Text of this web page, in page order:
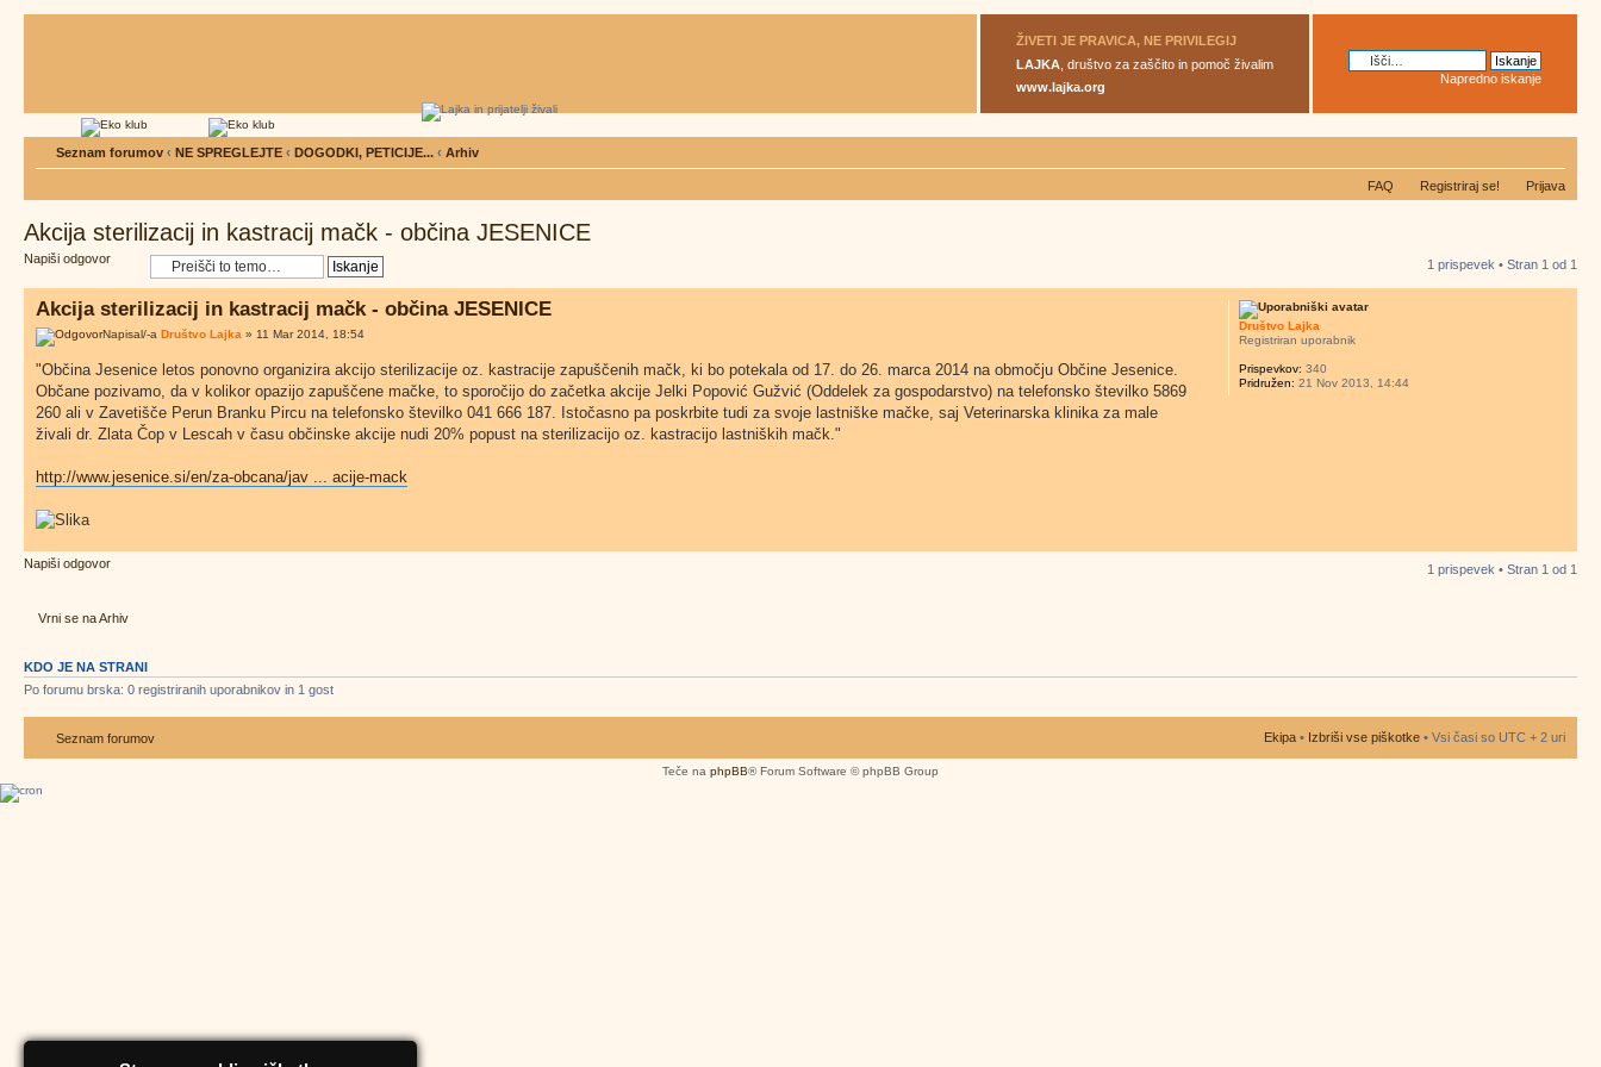
Napredno iskanje
ŽIVETI JE PRAVICA, NE PRIVILEGIJ
LAJKA , društvo za zaščito in pomoč živalim
www.lajka.org
Seznam forumov ‹ NE SPREGLEJTE ‹ DOGODKI, PETICIJE... ‹ Arhiv
FAQ Registriraj se! Prijava
Akcija sterilizacij in kastracij mačk - občina JESENICE
Napiši odgovor 1 prispevek • Stran 1 od 1
Akcija sterilizacij in kastracij mačk - občina JESENICE
Napisal/-a Društvo Lajka » 11 Mar 2014, 18:54
"Občina Jesenice letos ponovno organizira akcijo sterilizacije oz. kastracije zapuščenih mačk, ki bo potekala od 17. do 26. marca 2014 na območju Občine Jesenice.
Občane pozivamo, da v kolikor opazijo zapuščene mačke, to sporočijo do začetka akcije Jelki Popović Gužvić (Oddelek za gospodarstvo) na telefonsko številko 5869
260 ali v Zavetišče Perun Branku Pircu na telefonsko številko 041 666 187. Istočasno pa poskrbite tudi za svoje lastniške mačke, saj Veterinarska klinika za male
živali dr. Zlata Čop v Lescah v času občinske akcije nudi 20% popust na sterilizacijo oz. kastracijo lastniških mačk."
http://www.jesenice.si/en/za-obcana/jav ... acije-mack
Društvo Lajka
Registriran uporabnik
Prispevkov: 340
Pridružen: 21 Nov 2013, 14:44
Napiši odgovor 1 prispevek • Stran 1 od 1
Vrni se na Arhiv
KDO JE NA STRANI
Po forumu brska: 0 registriranih uporabnikov in 1 gost
Seznam forumov Ekipa • Izbriši vse piškotke • Vsi časi so UTC + 2 uri
Teče na phpBB® Forum Software © phpBB Group